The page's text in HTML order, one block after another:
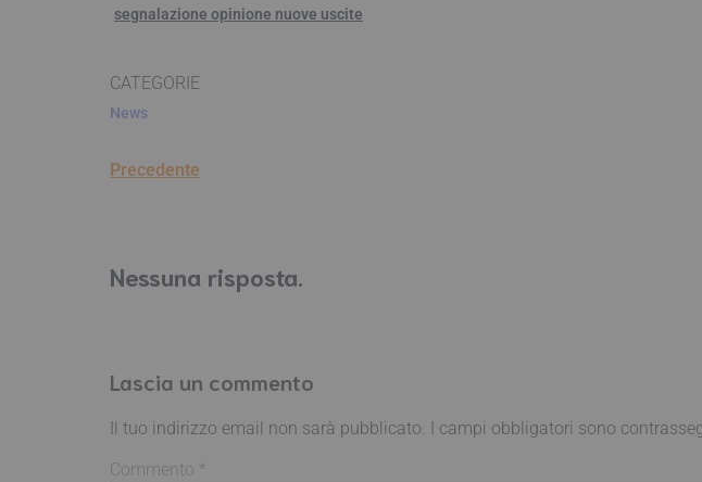
segnalazione opinione nuove uscite
CATEGORIE
News
Precedente
Nessuna risposta.
Lascia un commento
Il tuo indirizzo email non sarà pubblicato. I campi obbligatori sono
Commento *